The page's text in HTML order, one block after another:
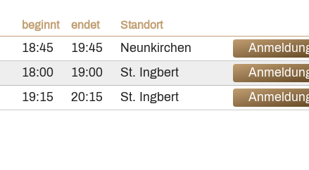
beginnt endet Standort
18:45 19:45 Neunkirchen
18:00 19:00 St. Ingbert
19:15 20:15 St. Ingbert